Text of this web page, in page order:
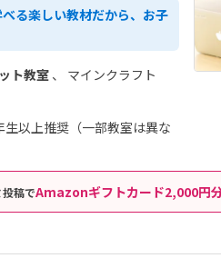
る楽しい教材だから、お子
ト教室
マインクラフト
以上推奨（一部教室は異な
稿でAmazonギフトカード2,000円